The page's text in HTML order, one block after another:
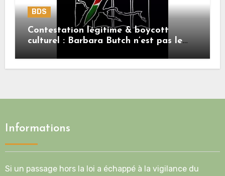
BDS
Contestation légitime & boycott
culturel : Barbara Butch n’est pas le
Informations
Si un passage hors la loi a échappé à la vigilance du